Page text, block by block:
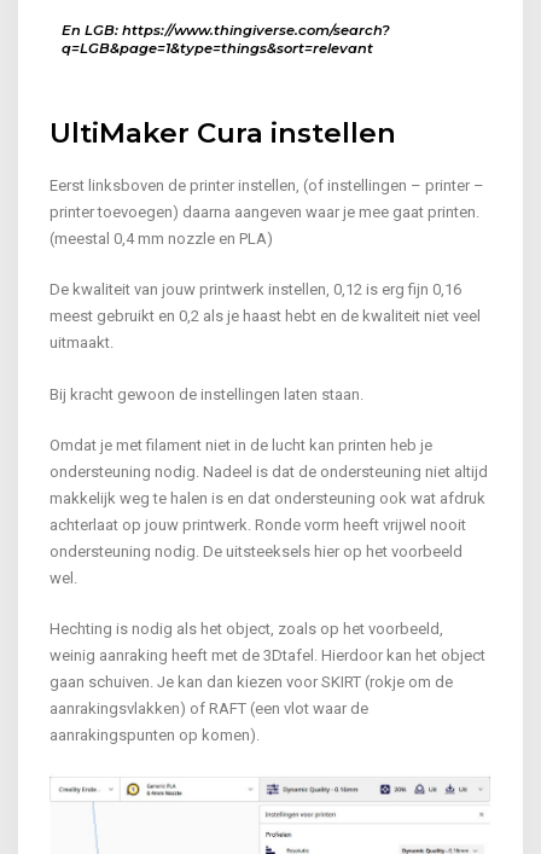
En LGB: https://www.thingiverse.com/search?
q=LGB&page=1&type=things&sort=relevant
UltiMaker Cura instellen
Eerst linksboven de printer instellen, (of instellingen – printer –
printer toevoegen) daarna aangeven waar je mee gaat printen.
(meestal 0,4 mm nozzle en PLA)
De kwaliteit van jouw printwerk instellen, 0,12 is erg fijn 0,16
meest gebruikt en 0,2 als je haast hebt en de kwaliteit niet veel
uitmaakt.
Bij kracht gewoon de instellingen laten staan.
Omdat je met filament niet in de lucht kan printen heb je
ondersteuning nodig. Nadeel is dat de ondersteuning niet altijd
makkelijk weg te halen is en dat ondersteuning ook wat afdruk
achterlaat op jouw printwerk. Ronde vorm heeft vrijwel nooit
ondersteuning nodig. De uitsteeksels hier op het voorbeeld
wel.
Hechting is nodig als het object, zoals op het voorbeeld,
weinig aanraking heeft met de 3Dtafel. Hierdoor kan het object
gaan schuiven. Je kan dan kiezen voor SKIRT (rokje om de
aanrakingsvlakken) of RAFT (een vlot waar de
aanrakingspunten op komen).